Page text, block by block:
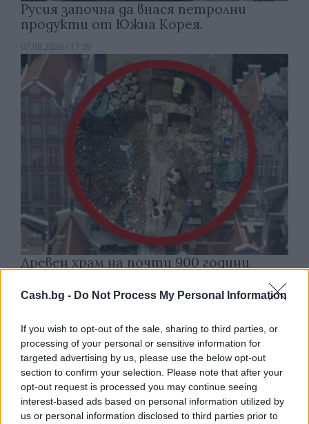
Cash.bg - Do Not Process My Personal Information
If you wish to opt-out of the sale, sharing to third parties, or
processing of your personal or sensitive information for
targeted advertising by us, please use the below opt-out
section to confirm your selection. Please note that after your
opt-out request is processed you may continue seeing
interest-based ads based on personal information utilized by
us or personal information disclosed to third parties prior to
Русия започна да внася петролни
продукти от Южна Корея.
07.08.2026 / 17:05
Древен храм на почти 900 години
Полша